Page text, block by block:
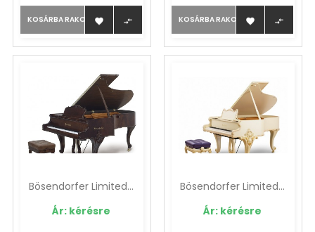
KOSÁRBA RAKOM   KOSÁRBA RAKOM  
Bösendorfer Limited...
Ár: kérésre
Bösendorfer Limited...
Ár: kérésre